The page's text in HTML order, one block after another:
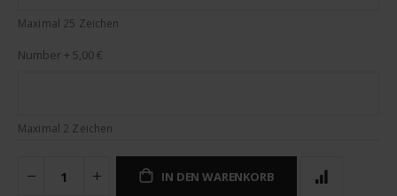
Maximal 25 Zeichen
Number + 5,00 €
Maximal 2 Zeichen
IN DEN WARENKORB